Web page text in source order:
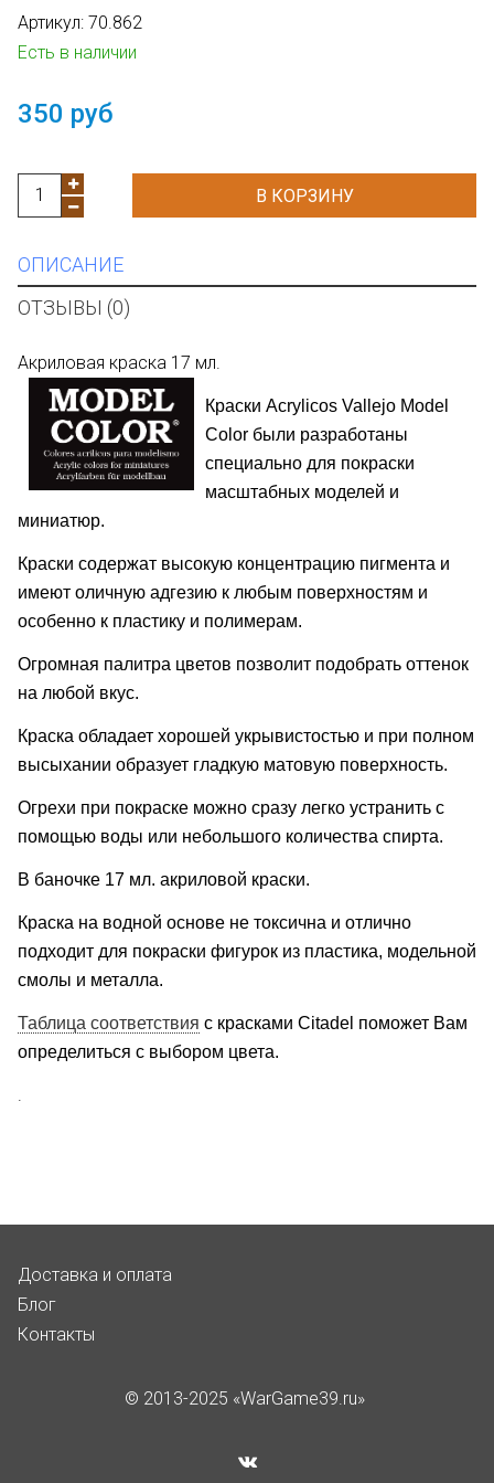
Артикул: 70.862
Есть в наличии
350 руб
В КОРЗИНУ
ОПИСАНИЕ
ОТЗЫВЫ (0)
Акриловая краска 17 мл.
Краски Acrylicos Vallejo Model
Color были разработаны
специально для покраски
масштабных моделей и
миниатюр.
Краски содержат высокую концентрацию пигмента и
имеют оличную адгезию к любым поверхностям и
особенно к пластику и полимерам.
Огромная палитра цветов позволит подобрать оттенок
на любой вкус.
Краска обладает хорошей укрывистостью и при полном
высыхании образует гладкую матовую поверхность.
Огрехи при покраске можно сразу легко устранить с
помощью воды или небольшого количества спирта.
В баночке 17 мл. акриловой краски.
Краска на водной основе не токсична и отлично
подходит для покраски фигурок из пластика, модельной
смолы и металла.
Таблица соответствия с красками Citadel поможет Вам
определиться с выбором цвета.
.
Доставка и оплата
Блог
Контакты
© 2013-2025 «WarGame39.ru»